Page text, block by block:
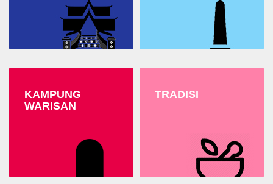
KAMPUNG
WARISAN
TRADISI